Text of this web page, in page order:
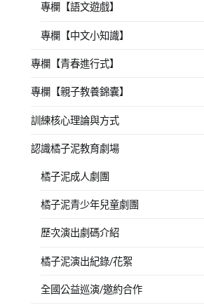
專欄【語文遊戲】
專欄【中文小知識】
專欄【青春進行式】
專欄【親子教養錦囊】
訓練核心理論與方式
認識橘子泥教育劇場
橘子泥成人劇團
橘子泥青少年兒童劇團
歷次演出劇碼介紹
橘子泥演出紀錄/花絮
全國公益巡演/邀約合作